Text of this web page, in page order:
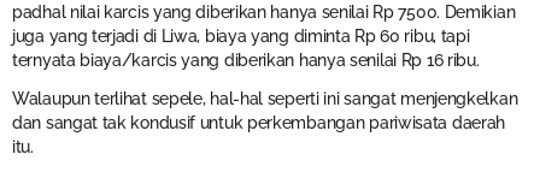
padhal nilai karcis yang diberikan hanya senilai Rp 7500. Demikian
juga yang terjadi di Liwa, biaya yang diminta Rp 60 ribu, tapi
ternyata biaya/karcis yang diberikan hanya senilai Rp 16 ribu.
Walaupun terlihat sepele, hal-hal seperti ini sangat menjengkelkan
dan sangat tak kondusif untuk perkembangan pariwisata daerah
itu.